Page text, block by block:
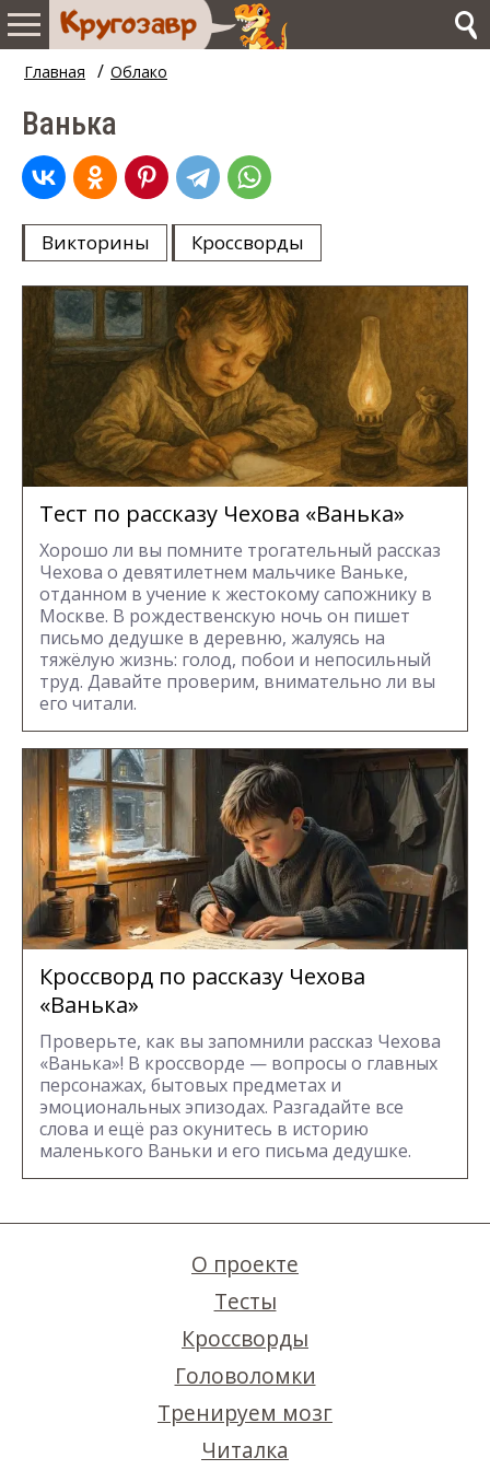
Главная / Облако
Ванька
Викторины Кроссворды
Тест по рассказу Чехова «Ванька»
Хорошо ли вы помните трогательный рассказ
Чехова о девятилетнем мальчике Ваньке,
отданном в учение к жестокому сапожнику в
Москве. В рождественскую ночь он пишет
письмо дедушке в деревню, жалуясь на
тяжёлую жизнь: голод, побои и непосильный
труд. Давайте проверим, внимательно ли вы
его читали.
Кроссворд по рассказу Чехова
«Ванька»
Проверьте, как вы запомнили рассказ Чехова
«Ванька»! В кроссворде — вопросы о главных
персонажах, бытовых предметах и
эмоциональных эпизодах. Разгадайте все
слова и ещё раз окунитесь в историю
маленького Ваньки и его письма дедушке.
О проекте
Тесты
Кроссворды
Головоломки
Тренируем мозг
Читалка